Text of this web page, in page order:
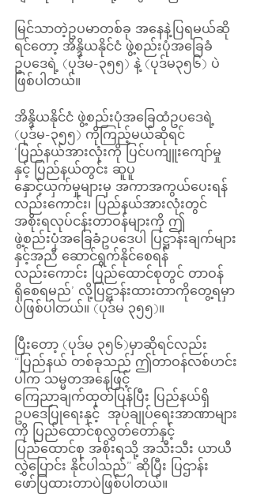
မြင်သာတဲ့ဥပမာတစ်ခု အနေနဲ့ပြရမယ်ဆို
ရင်တော့ အိန္ဒိယနိုင်ငံ ဖွဲ့စည်းပုံအခြေခံ
ဥပဒေရဲ့ (ပုဒ်မ-၃၅၅) နဲ့ (ပုဒ်မ၃၅၆) ပဲ
ဖြစ်ပါတယ်။
အိန္ဒိယနိုင်ငံ ဖွဲ့စည်းပုံအခြေထံဥပဒေရဲ့
(ပုဒ်မ-၃၅၅) ကိုကြည့်မယ်ဆိုရင်
‘ပြည်နယ်အားလုံးကို ပြင်ပကျူးကျော်မှု
နှင့် ပြည်နယ်တွင်း ဆူပူ
နှောင့်ယှက်မှုများမှ အကာအကွယ်ပေးရန်
လည်းကောင်း၊ ပြည်နယ်အားလုံးတွင်
အစိုးရလုပ်ငန်းတာဝန်များကို ဤ
ဖွဲ့စည်းပုံအခြေခံဥပဒေပါ ပြဋ္ဌာန်းချက်များ
နှင့်အညီ ဆောင်ရွက်နိုင်စေရန်
လည်းကောင်း ပြည်ထောင်စုတွင် တာဝန်
ရှိစေရမည်’ လို့ပြဋ္ဌာန်းထားတာကိုတွေ့ရမှာ
ပဲဖြစ်ပါတယ်။ (ပုဒ်မ ၃၅၅)။
ပြီးတော့ (ပုဒ်မ ၃၅၆)မှာဆိုရင်လည်း
“ပြည်နယ် တစ်ခုသည် ဤတာဝန်လစ်ဟင်း
ပါက သမ္မတအနေဖြင့်
ကြေညာချက်ထုတ်ပြန်ပြီး ပြည်နယ်ရှိ
ဥပဒေပြုရေးနှင့်  အုပ်ချုပ်ရေးအာဏာများ
ကို ပြည်ထောင်စုလွှတ်တော်နှင့်
ပြည်ထောင်စု အစိုးရသို့ အသီးသီး ယာယီ
လွှဲပြောင်း နိုင်ပါသည်” ဆိုပြီး ပြဌာန်း
ဖော်ပြထားတာပဲဖြစ်ပါတယ်။